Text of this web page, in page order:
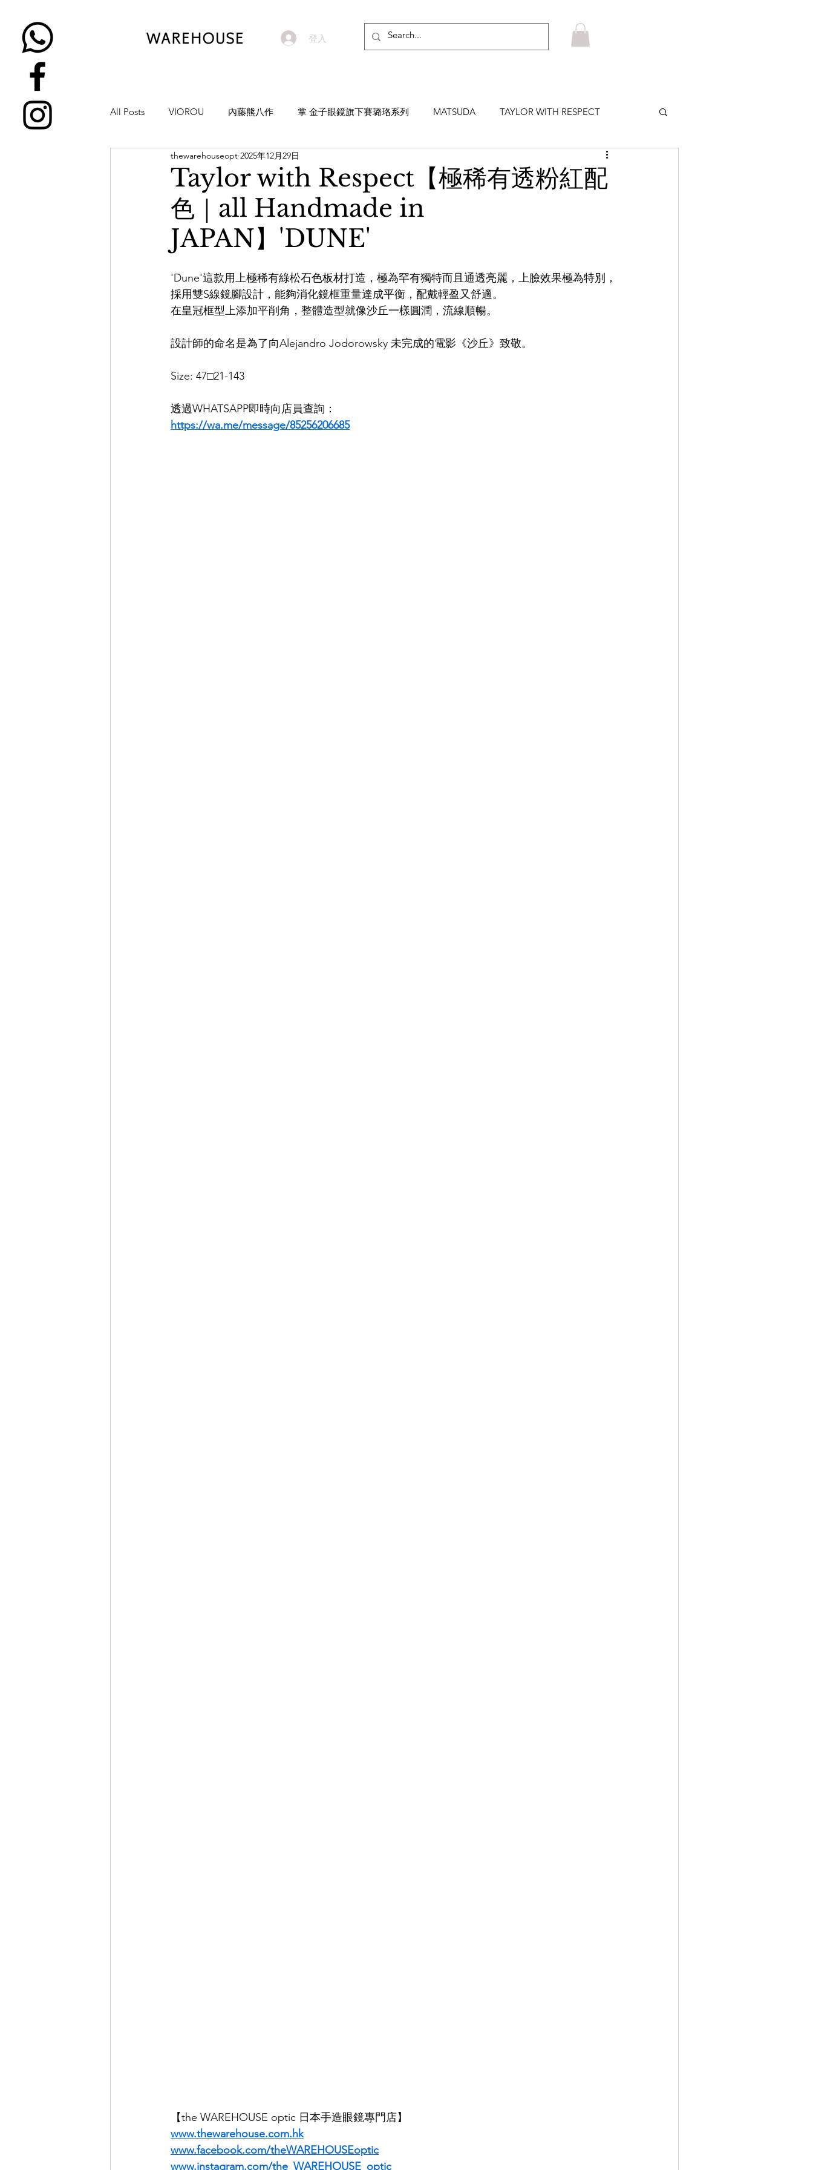
登入
All Posts VIOROU 內藤熊八作 掌 金子眼鏡旗下賽璐珞系列 MATSUDA TAYLOR WITH RESPECT
NATIVE SONS EYEVAN7285
YUICHI TOYAMA KAMEMANNEN MYKITA MOSCOT
H-FUSION
OG X OLIVER GOLDSMITH LUNOR 杉本圭 OLVER PEOPLES
Taylor with Respect【極稀有透粉紅配
色｜all Handmade in
JAPAN】'DUNE'
thewarehouseopt 2025年12月29日
'Dune'這款用上極稀有綠松石色板材打造，極為罕有獨特而且通透亮麗，上臉效果極為特別，
採用雙S線鏡腳設計，能夠消化鏡框重量達成平衡，配戴輕盈又舒適。
在皇冠框型上添加平削角，整體造型就像沙丘一樣圓潤，流線順暢。
設計師的命名是為了向Alejandro Jodorowsky 未完成的電影《沙丘》致敬。
Size: 47□21-143
透過WHATSAPP即時向店員查詢：
https://wa.me/message/85256206685
【the WAREHOUSE optic 日本手造眼鏡專門店】
www.thewarehouse.com.hk
www.facebook.com/theWAREHOUSEoptic
www.instagram.com/the_WAREHOUSE_optic